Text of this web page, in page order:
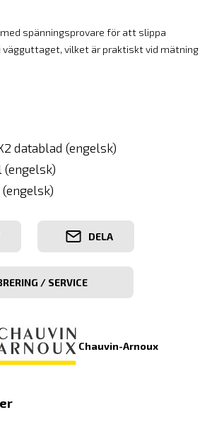
spänningsprovare för att slippa
vägguttaget, vilket är praktiskt vid mätning
datablad (engelsk)
(engelsk)
(engelsk)
DELA
/ SERVICE
Chauvin-Arnoux